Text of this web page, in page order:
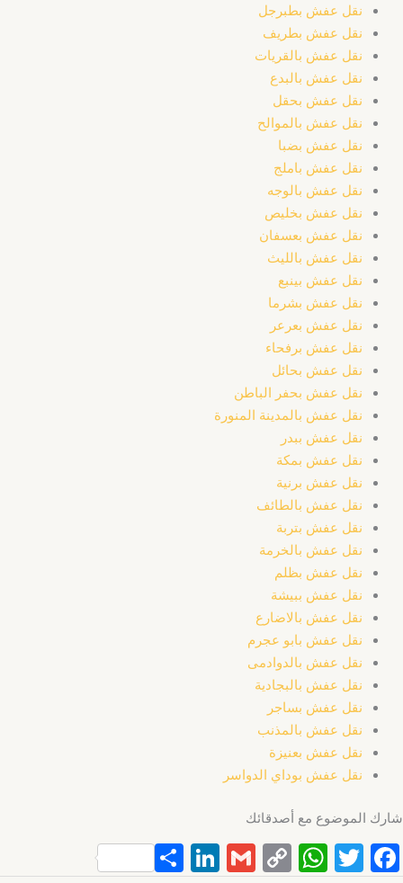
نقل عفش بطبرجل
نقل عفش بطريف
نقل عفش بالقريات
نقل عفش بالبدع
نقل عفش بحقل
نقل عفش بالموالح
نقل عفش بضبا
نقل عفش باملج
نقل عفش بالوجه
نقل عفش بخليص
نقل عفش بعسفان
نقل عفش بالليث
نقل عفش بينبع
نقل عفش بشرما
نقل عفش بعرعر
نقل عفش برفحاء
نقل عفش بحائل
نقل عفش بحفر الباطن
نقل عفش بالمدينة المنورة
نقل عفش ببدر
نقل عفش بمكة
نقل عفش برنية
نقل عفش بالطائف
نقل عفش بتربة
نقل عفش بالخرمة
نقل عفش بظلم
نقل عفش ببيشة
نقل عفش بالاضارع
نقل عفش بابو عجرم
نقل عفش بالدوادمى
نقل عفش بالبجادية
نقل عفش بساجر
نقل عفش بالمذنب
نقل عفش بعنيزة
نقل عفش بوداي الدواسر
شارك الموضوع مع أصدقائك
F
T
W
C
G
Li
S